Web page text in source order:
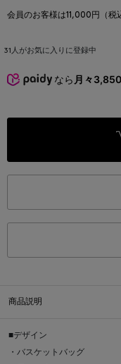
会員のお客様は11,000円（税
31 人がお気に入りに登録中
なら 月々
商品説明
■デザイン
・バスケットバッグ